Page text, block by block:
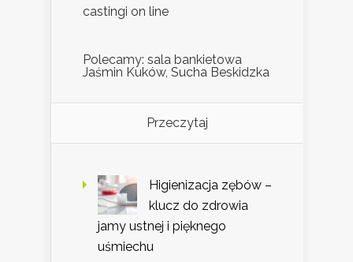
castingi on line
Polecamy: sala bankietowa
Jaśmin Kuków, Sucha Beskidzka
Przeczytaj
Higienizacja zębów –
klucz do zdrowia
jamy ustnej i pięknego
uśmiechu